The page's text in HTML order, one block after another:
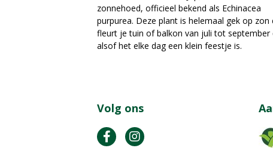
zonnehoed, officieel bekend als Echinacea
purpurea. Deze plant is helemaal gek op zon
fleurt je tuin of balkon van juli tot september
alsof het elke dag een klein feestje is.
Volg ons